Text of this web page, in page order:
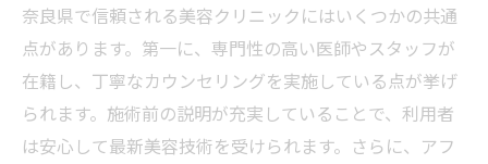
奈良県で信頼される美容クリニックにはいくつかの共通
点があります。第一に、専門性の高い医師やスタッフが
在籍し、丁寧なカウンセリングを実施している点が挙げ
られます。施術前の説明が充実していることで、利用者
は安心して最新美容技術を受けられます。さらに、アフ